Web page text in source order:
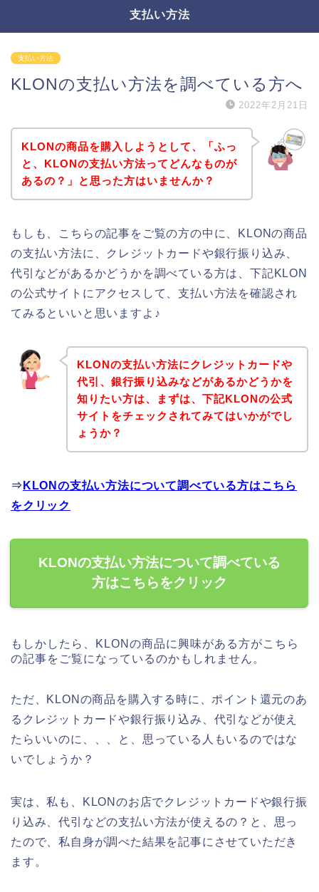
支払い方法
支払い方法
KLONの支払い方法を調べている方へ
2022年2月21日
KLONの商品を購入しようとして、「ふっ
と、KLONの支払い方法ってどんなものが
あるの？」と思った方はいませんか？
もしも、こちらの記事をご覧の方の中に、KLONの商品
の支払い方法に、クレジットカードや銀行振り込み、
代引などがあるかどうかを調べている方は、下記KLON
の公式サイトにアクセスして、支払い方法を確認され
てみるといいと思いますよ♪
KLONの支払い方法にクレジットカードや
代引、銀行振り込みなどがあるかどうかを
知りたい方は、まずは、下記KLONの公式
サイトをチェックされてみてはいかがでし
ょうか？
⇒ KLONの支払い方法について調べている方はこちら
をクリック
KLONの支払い方法について調べている
方はこちらをクリック
もしかしたら、KLONの商品に興味がある方がこちら
の記事をご覧になっているのかもしれません。
ただ、KLONの商品を購入する時に、ポイント還元のあ
るクレジットカードや銀行振り込み、代引などが使え
たらいいのに、、、と、思っている人もいるのではな
いでしょうか？
実は、私も、KLONのお店でクレジットカードや銀行振
り込み、代引などの支払い方法が使えるの？と、思っ
たので、私自身が調べた結果を記事にさせていただき
ます。